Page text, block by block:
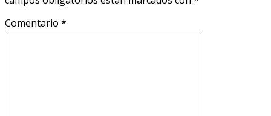
Comentario *